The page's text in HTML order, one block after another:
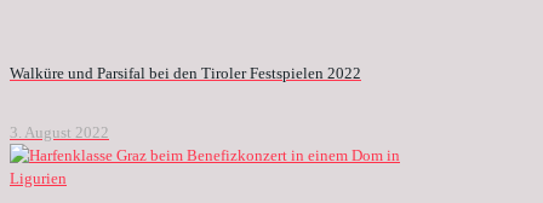
Walküre und Parsifal bei den Tiroler Festspielen 2022
3. August 2022